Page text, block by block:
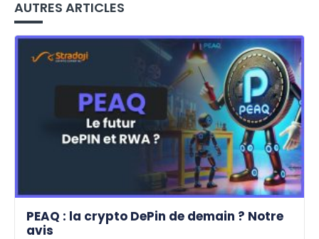
AUTRES ARTICLES
PEAQ : la crypto DePin de demain ? Notre
avis